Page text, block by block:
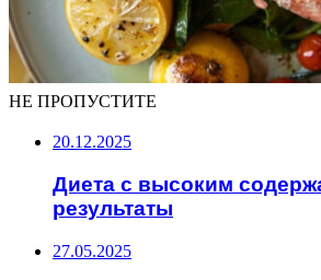
НЕ ПРОПУСТИТЕ
20.12.2025
Диета с высоким
результаты
27.05.2025